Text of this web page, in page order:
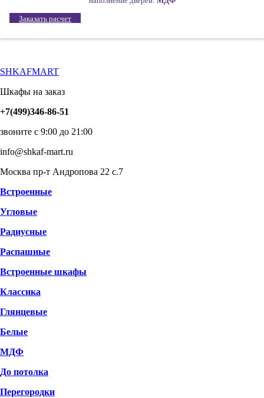
Заказать расчет
SHKAFMART
Шкафы на заказ
+7(499)346-86-51
звоните с 9:00 до 21:00
info@shkaf-mart.ru
Москва пр-т Андропова 22 с.7
Встроенные
Угловые
Радиусные
Распашные
Встроенные шкафы
Классика
Глянцевые
Белые
МДФ
До потолка
Перегородки